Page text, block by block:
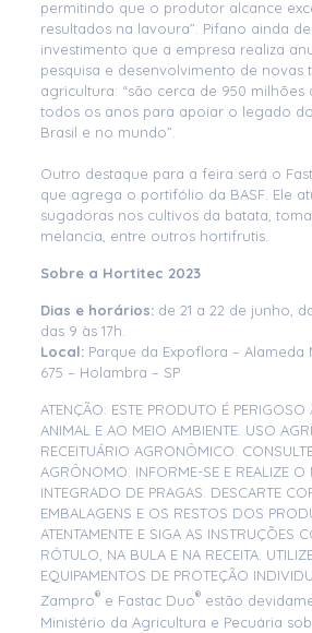
permitindo que o produtor alcance
resultados na lavoura”. Pifano ainda
investimento que a empresa realiza
pesquisa e desenvolvimento de novas
agricultura: “são cerca de 950 milhões
todos os anos para apoiar o legado
Brasil e no mundo”.
Outro destaque para a feira será o
que agrega o portifólio da BASF. Ele
sugadoras nos cultivos da batata,
melancia, entre outros hortifrutis.
Sobre a Hortitec 2023
Dias e horários:de 21 a 22 de junho,
das 9 às 17h.
Local:Parque da Expoflora – Alameda
675 – Holambra – SP
ATENÇÃO: ESTE PRODUTO É PERIGOSO
ANIMAL E AO MEIO AMBIENTE. USO
RECEITUÁRIO AGRONÔMICO.
AGRÔNOMO. INFORME-SE E REALIZE O
INTEGRADO DE PRAGAS. DESCARTE
EMBALAGENS E OS RESTOS DOS
ATENTAMENTE E SIGA AS INSTRUÇÕES
RÓTULO, NA BULA E NA RECEITA.
EQUIPAMENTOS DE PROTEÇÃO
Zampro®e Fastac Duo®estão
Ministério da Agricultura e Pecuária